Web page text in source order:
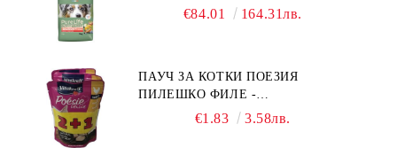
ПЪЛНОЦЕННА ХРАНА ЗА
БЕЗ ЗЪРНО, БЕЗ ГЛУТЕН.
ПРОИЗВЕДЕНА ВЪВ ФРАНЦИЯ.
€84.01 164.31лв.
ПАУЧ ЗА КОТКИ ПОЕЗИЯ
ПИЛЕШКО ФИЛЕ -
ПРОМОКОМПЛЕКТ 3 БР.
€1.83 3.58лв.